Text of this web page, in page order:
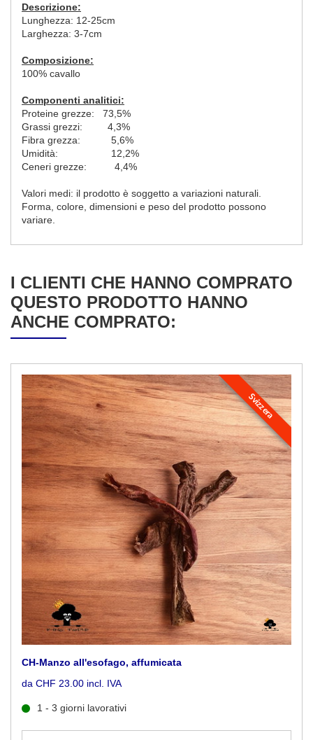
Descrizione:
Lunghezza: 12-25cm
Larghezza: 3-7cm
Composizione:
100% cavallo
Componenti analitici:
Proteine grezze: 73,5%
Grassi grezzi: 4,3%
Fibra grezza: 5,6%
Umidità: 12,2%
Ceneri grezze: 4,4%
Valori medi: il prodotto è soggetto a variazioni naturali.
Forma, colore, dimensioni e peso del prodotto possono
variare.
I CLIENTI CHE HANNO COMPRATO
QUESTO PRODOTTO HANNO
ANCHE COMPRATO:
Svizzera
CH-Manzo all'esofago, affumicata
da CHF 23.00 incl. IVA
1 - 3 giorni lavorativi